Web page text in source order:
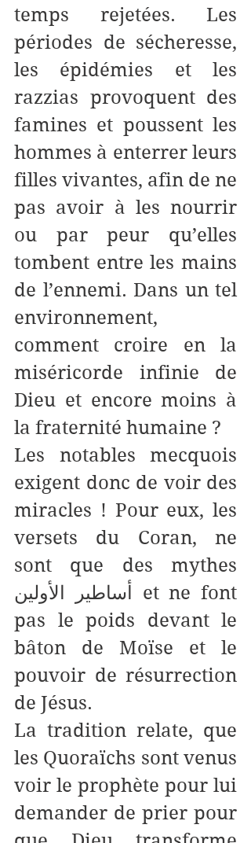
temps rejetées. Les
périodes de sécheresse,
les épidémies et les
razzias provoquent des
famines et poussent les
hommes à enterrer leurs
filles vivantes, afin de ne
pas avoir à les nourrir
ou par peur qu’elles
tombent entre les mains
de l’ennemi. Dans un tel
environnement,
comment croire en la
miséricorde infinie de
Dieu et encore moins à
la fraternité humaine ?
Les notables mecquois
exigent donc de voir des
miracles ! Pour eux, les
versets du Coran, ne
sont que des mythes
أساطير الأولين et ne font
pas le poids devant le
bâton de Moïse et le
pouvoir de résurrection
de Jésus.
La tradition relate, que
les Quoraïchs sont venus
voir le prophète pour lui
demander de prier pour